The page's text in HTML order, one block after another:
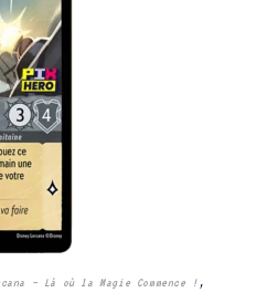
– Là où la Magie Commence ! ,